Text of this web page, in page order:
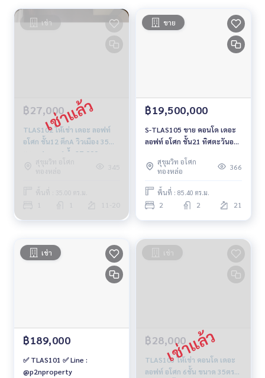
เช่า
฿27,000
TLAS102 ให้เช่า เดอะ ลอฟท์
อโศก ชั้น12 ตึกA วิวเมือง 35
ตร.ม. 1นอน 1น้ำ 27,000บ.
091-942-6249
สุขุมวิท อโศก
ทองหล่อ
345
พื้นที่ : 35.00 ตร.ม.
11-20
ขาย
฿19,500,000
S-TLAS105 ขาย คอนโด เดอะ
ลอฟท์ อโศก ชั้น21 ทิศตะวันออก
19.5 ล้าน 064-959-8900
สุขุมวิท อโศก
ทองหล่อ
366
พื้นที่ : 85.40 ตร.ม.
2 2 21
เช่า
฿189,000
✅ TLAS101 ✅ Line :
@p2nproperty
เช่า
฿28,000
TLAS103 ให้เช่า คอนโด เดอะ
ลอฟท์ อโศก 6ชั้น ขนาด 35ตรม.